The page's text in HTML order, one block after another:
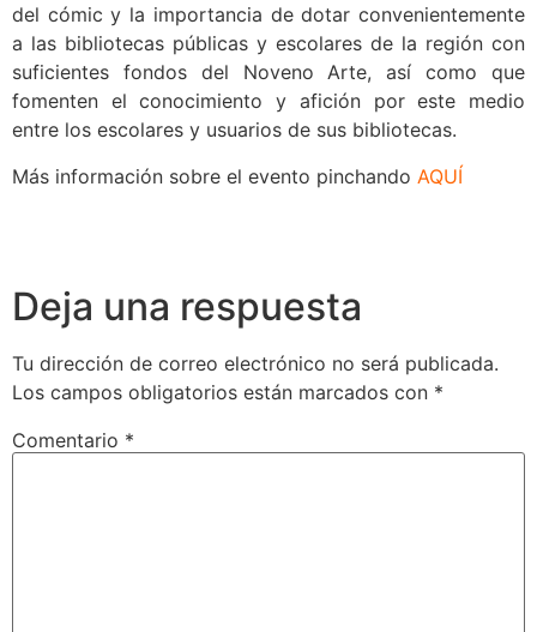
del cómic y la importancia de dotar convenientemente
a las bibliotecas públicas y escolares de la región con
suficientes fondos del Noveno Arte, así como que
fomenten el conocimiento y afición por este medio
entre los escolares y usuarios de sus bibliotecas.
Más información sobre el evento pinchando AQUÍ
Deja una respuesta
Tu dirección de correo electrónico no será publicada.
Los campos obligatorios están marcados con *
Comentario *